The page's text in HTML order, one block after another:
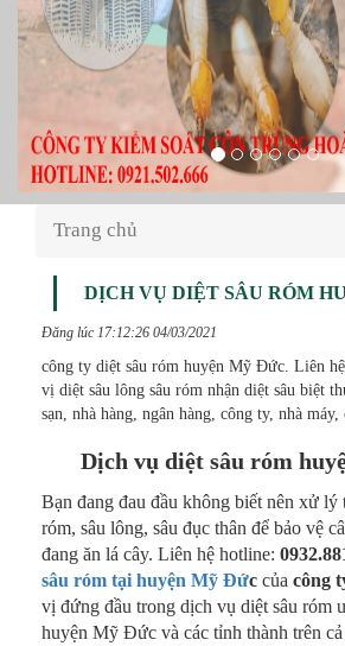
Trang chủ
DỊCH VỤ DIỆT SÂU RÓM
Đăng lúc 17:12:26 04/03/2021
công ty diệt sâu róm huyện Mỹ Đức. Liên
vị diệt sâu lông sâu róm nhận diệt sâu biệt
sạn, nhà hàng, ngân hàng, công ty, nhà máy,
Dịch vụ diệt sâu róm
Bạn đang đau đầu không biết nên xử lý
róm, sâu lông, sâu đục thân để bảo vệ
đang ăn lá cây. Liên hệ hotline:
sâu róm tại huyện Mỹ Đức của công
vị đứng đầu trong dịch vụ diệt sâu róm
huyện Mỹ Đức và các tỉnh thành trên